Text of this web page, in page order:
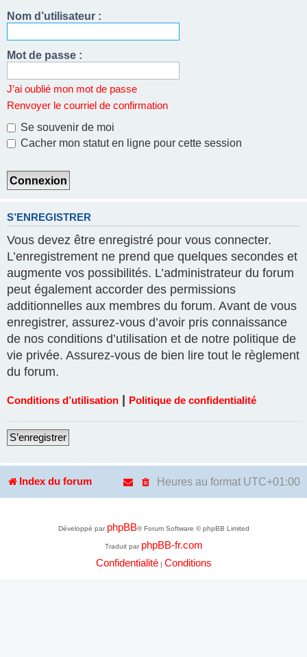
Nom d’utilisateur :
Mot de passe :
J’ai oublié mon mot de passe
Renvoyer le courriel de confirmation
Se souvenir de moi
Cacher mon statut en ligne pour cette session
S’ENREGISTRER
Vous devez être enregistré pour vous connecter.
L’enregistrement ne prend que quelques secondes et
augmente vos possibilités. L’administrateur du forum
peut également accorder des permissions
additionnelles aux membres du forum. Avant de vous
enregistrer, assurez-vous d’avoir pris connaissance
de nos conditions d’utilisation et de notre politique de
vie privée. Assurez-vous de bien lire tout le règlement
du forum.
Conditions d’utilisation Politique de confidentialité
S’enregistrer
Index du forum Heures au format UTC+01:00
Développé par phpBB® Forum Software © phpBB Limited
Traduit par phpBB-fr.com
Confidentialité| Conditions